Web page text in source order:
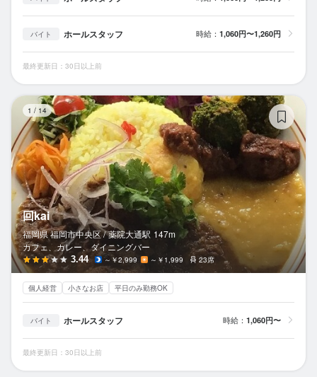
バイト ホールスタッフ 時給： 1,060円〜1,260円
最終更新日：30日以上前
1 / 14
回kai
福岡県 福岡市中央区 / 薬院大通駅 147m
カフェ、カレー、ダイニングバー
3.44 ～￥2,999 ～￥1,999 23席
個人経営 小さなお店 平日のみ勤務OK
バイト ホールスタッフ 時給： 1,060円〜
最終更新日：30日以上前